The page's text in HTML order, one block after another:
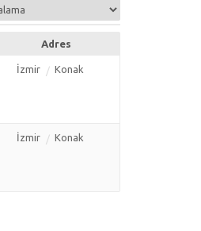
Adres
İzmir Konak
İzmir Konak